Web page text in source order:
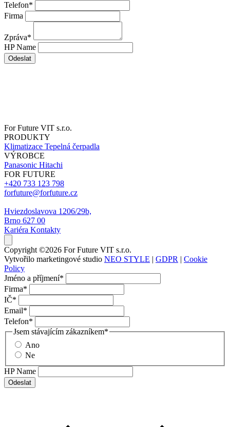
Telefon*
Firma
Zpráva*
HP Name
Odeslat
For Future VIT s.r.o.
PRODUKTY
Klimatizace Tepelná čerpadla
VÝROBCE
Panasonic Hitachi
FOR FUTURE
+420 733 123 798
forfuture@forfuture.cz
Hviezdoslavova 1206/29b,
Brno 627 00
Kariéra Kontakty
Copyright ©2026 For Future VIT s.r.o.
Vytvořilo marketingové studio NEO STYLE | GDPR | Cookie
Policy
Jméno a příjmení*
Firma*
IČ*
Email*
Telefon*
Jsem stávajícím zákazníkem*
Ano
Ne
HP Name
Odeslat